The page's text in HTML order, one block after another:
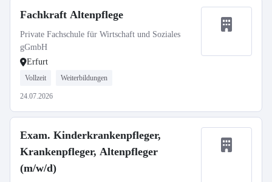
Fachkraft Altenpflege
Private Fachschule für Wirtschaft und Soziales
gGmbH
Erfurt
Vollzeit Weiterbildungen
24.07.2026
Exam. Kinderkrankenpfleger,
Krankenpfleger, Altenpfleger
(m/w/d)